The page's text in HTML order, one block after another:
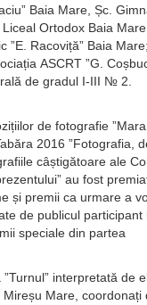
Baia Mare, Șc.
Ortodox Baia
”E. Racoviță” Baia
ASCRT ”G.
de gradul I-III № 2.
de fotografie
2016 ”Fotografia,
câștigătoare ale
au fost
și premii ca urmare a
de publicul participant
speciale din partea
interpretată de
Mare, coordonați